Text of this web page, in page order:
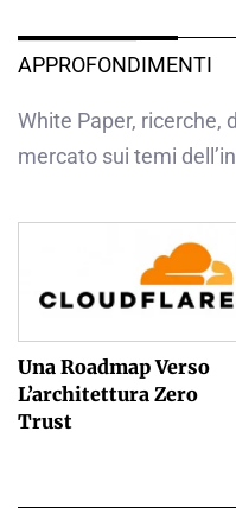
APPROFONDIMENTI
White Paper, ricerche,
mercato sui temi
Una Roadmap Verso
L’architettura Zero
Trust